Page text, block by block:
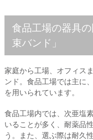
食品工場の器具
束バンド」
家庭から工場、オフィス
ンド。食品工場では主に
を用いられています。
食品工場内では、次亜塩
いることが多く、耐薬品
う。また、選ぶ際は耐久